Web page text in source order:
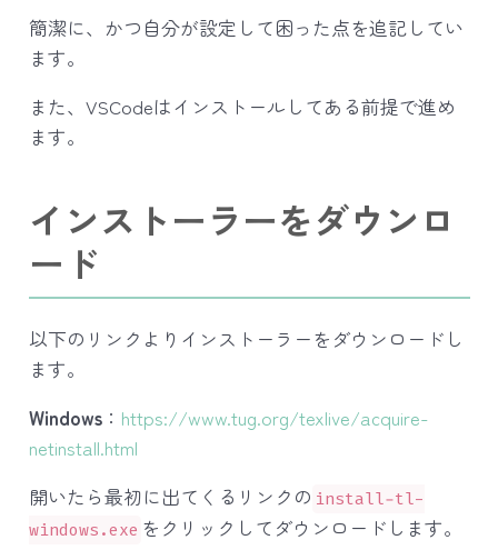
簡潔に、かつ自分が設定して困った点を追記してい
ます。
また、VSCodeはインストールしてある前提で進め
ます。
インストーラーをダウンロ
ード
以下のリンクよりインストーラーをダウンロードし
ます。
Windows： https://www.tug.org/texlive/acquire-
netinstall.html
開いたら最初に出てくるリンクの install-tl-
windows.exe をクリックしてダウンロードします。